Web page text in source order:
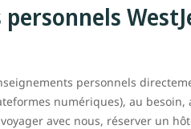
personnels
numériques), au
avec nous, réserver un